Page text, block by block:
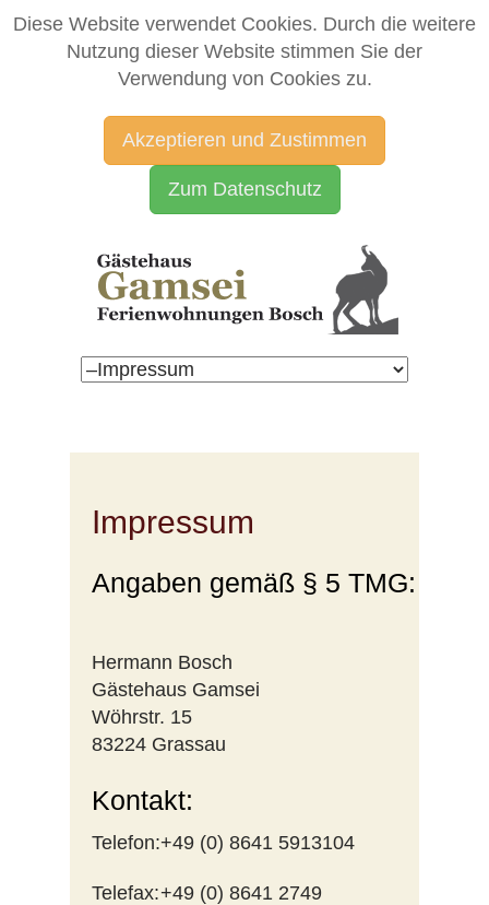
Diese Website verwendet Cookies. Durch die weitere
Nutzung dieser Website stimmen Sie der
Verwendung von Cookies zu.
Akzeptieren und Zustimmen
Zum Datenschutz
Impressum
Angaben gemäß § 5 TMG:
Hermann Bosch
Gästehaus Gamsei
Wöhrstr. 15
83224 Grassau
Kontakt:
Telefon:+49 (0) 8641 5913104
Telefax:+49 (0) 8641 2749